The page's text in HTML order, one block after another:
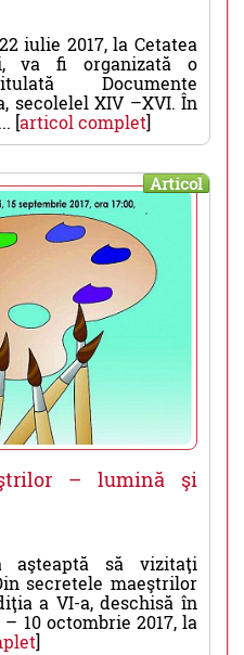
iulie 2017, la Cetatea
va fi organizată o
Documente
secolelel XIV –XVI. În
[articol complet]
Articol
– lumină şi
aşteaptă să vizitaţi
secretele maeştrilor
a VI-a, deschisă în
10 octombrie 2017, la
]